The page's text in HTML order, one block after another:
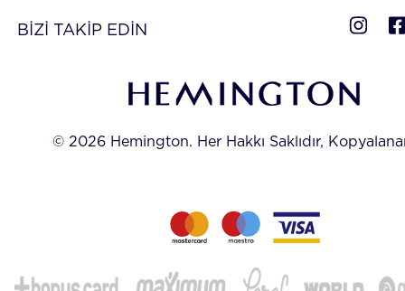
BİZİ TAKİP EDİN
© 2026 Hemington. Her Hakkı Saklıdır,